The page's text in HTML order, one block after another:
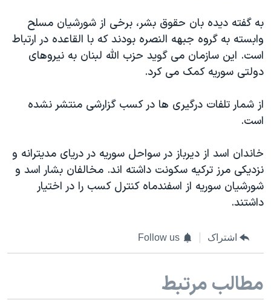
به گفته دیده بان حقوق بشر، برخی از شورشیان مسلح
وابسته به گروه جبهه النصره بودند که با القاعده در ارتباط
است. این سازمان می گوید حزب الله لبنان به نیروهای
دولتی سوریه کمک می کرد.
از شمار تلفات درگیری ها در کسب گزارشی منتشر نشده
است.
خاندان اسد از دیرباز در سواحل سوریه در دریای مدیترانه و
نزدیکی مرز ترکیه سکونت داشته اند. مخالفان بشار اسد و
شورشیان سوریه از اسفندماه کنترل کسب را در اختیار
داشتند.
اشتراک Follow us
مطالب مرتبط